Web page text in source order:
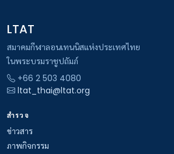
LTAT
สมาคมกีฬาลอนเทนนิสแห่งประเทศไทย
ในพระบรมราชูปถัมภ์
+66 2 503 4080
ltat_thai@ltat.org
สำรวจ
ข่าวสาร
ภาพกิจกรรม